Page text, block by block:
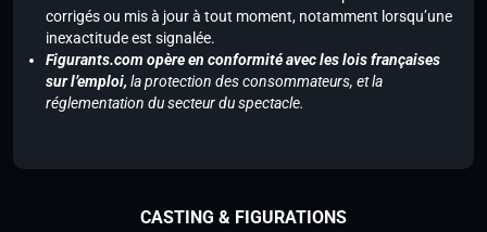
corrigés ou mis à jour à tout moment, notamment lorsqu’une
inexactitude est signalée.
Figurants.com opère en conformité avec les lois françaises
sur l’emploi, la protection des consommateurs, et la
réglementation du secteur du spectacle.
CASTING & FIGURATIONS